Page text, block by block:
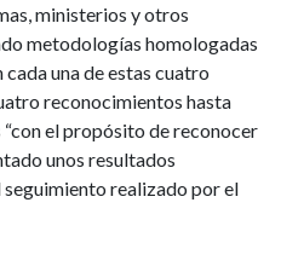
ministerios y otros
metodologías homologadas
una de estas cuatro
reconocimientos hasta
el propósito de reconocer
unos resultados
seguimiento realizado por el